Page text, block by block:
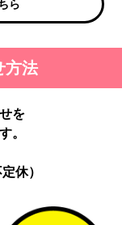
ら
方法
を
。
休）